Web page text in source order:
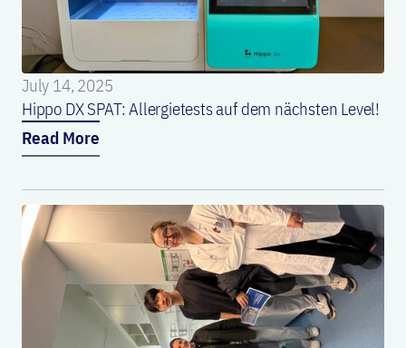
July 14, 2025
Hippo DX SPAT: Allergietests auf dem nächsten Level!
Read More